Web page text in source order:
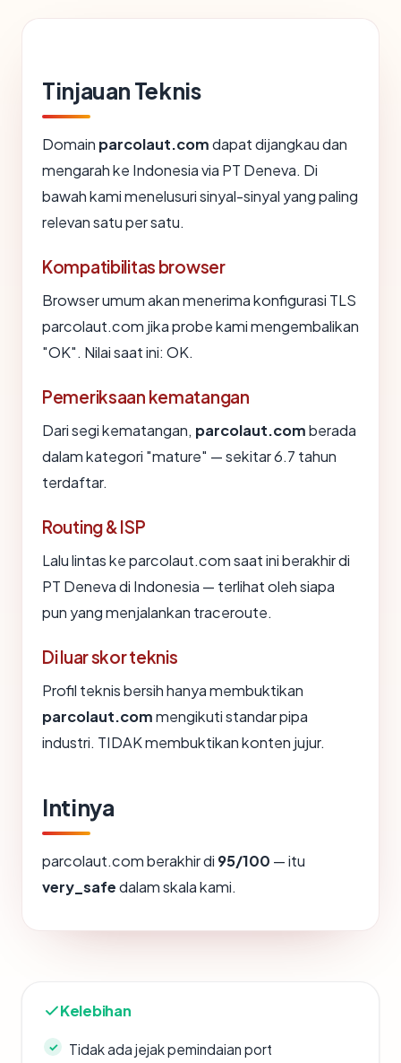
Tinjauan Teknis
Domain parcolaut.comdapat dijangkau dan
mengarah ke Indonesia via PT Deneva. Di
bawah kami menelusuri sinyal-sinyal yang paling
relevan satu per satu.
Kompatibilitas browser
Browser umum akan menerima konfigurasi TLS
parcolaut.com jika probe kami mengembalikan
"OK". Nilai saat ini: OK.
Pemeriksaan kematangan
Dari segi kematangan, parcolaut.comberada
dalam kategori "mature" — sekitar 6.7 tahun
terdaftar.
Routing & ISP
Lalu lintas ke parcolaut.com saat ini berakhir di
PT Deneva di Indonesia — terlihat oleh siapa
pun yang menjalankan traceroute.
Di luar skor teknis
Profil teknis bersih hanya membuktikan
parcolaut.commengikuti standar pipa
industri. TIDAK membuktikan konten jujur.
Intinya
parcolaut.com berakhir di 95/100 — itu
very_safedalam skala kami.
Kelebihan
Tidak ada jejak pemindaian port